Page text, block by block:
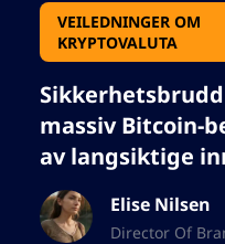
VEILEDNINGER OM
KRYPTOVALUTA
massiv Bitcoin-
av langsiktige
Elise Nilsen
Director Of